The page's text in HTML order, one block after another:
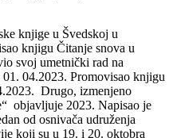
knjige u Švedskoj u
knjigu Čitanje snova u
svoj umetnički rad na
04.2023. Promovisao knjigu
Drugo, izmenjeno
objavljuje 2023. Napisao je
od osnivača udruženja
koji su u 19. i 20. oktobra